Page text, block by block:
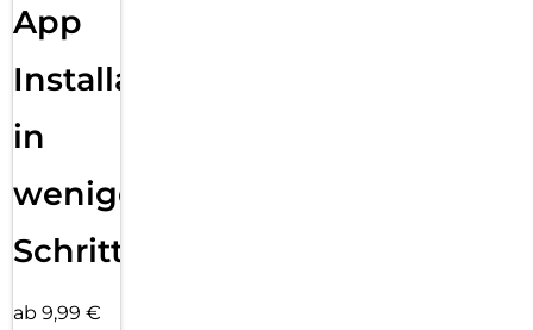
App
Installation
in
wenigen
Schritten
ab 9,99 €